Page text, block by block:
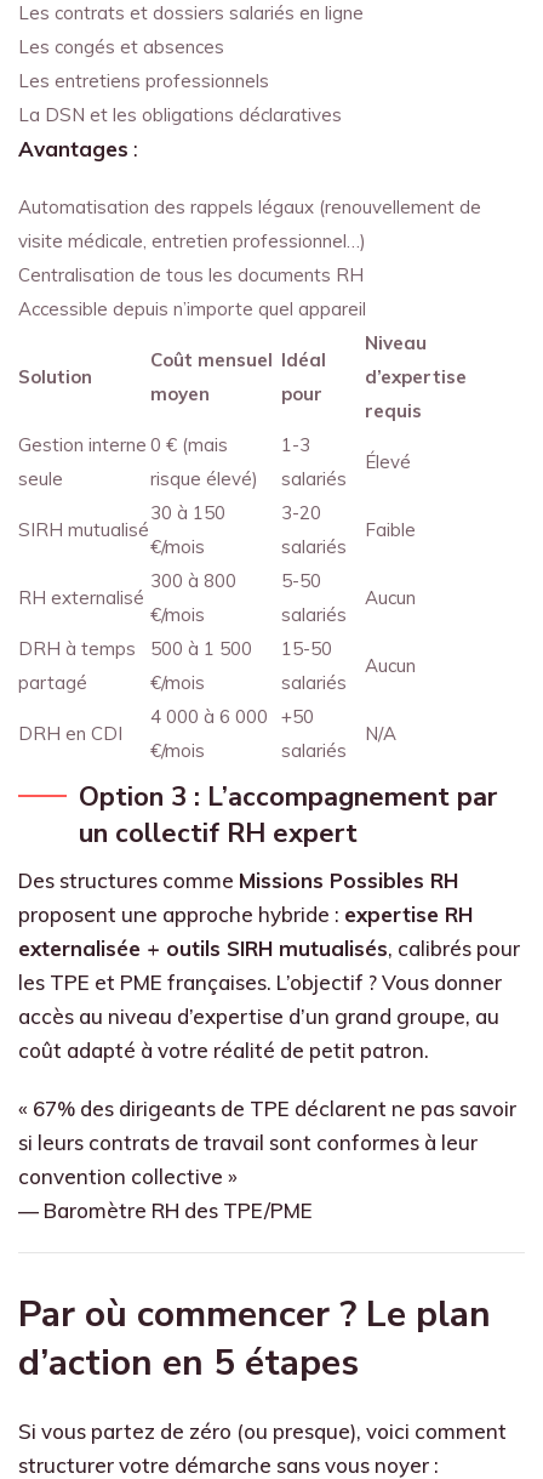
Les contrats et dossiers salariés en ligne
Les congés et absences
Les entretiens professionnels
La DSN et les obligations déclaratives
Avantages :
Automatisation des rappels légaux (renouvellement de
visite médicale, entretien professionnel…)
Centralisation de tous les documents RH
Accessible depuis n’importe quel appareil
Solution
Coût mensuel
moyen
Idéal
pour
Niveau
d’expertise
requis
Gestion interne
seule
0 € (mais
risque élevé)
1-3
salariés
Élevé
SIRH mutualisé
30 à 150
€/mois
3-20
salariés
Faible
RH externalisé
300 à 800
€/mois
5-50
salariés
Aucun
DRH à temps
partagé
500 à 1 500
€/mois
15-50
salariés
Aucun
DRH en CDI
4 000 à 6 000
€/mois
+50
salariés
N/A
Option 3 : L’accompagnement par
un collectif RH expert
Des structures comme Missions Possibles RH
proposent une approche hybride : expertise RH
externalisée + outils SIRH mutualisés, calibrés pour
les TPE et PME françaises. L’objectif ? Vous donner
accès au niveau d’expertise d’un grand groupe, au
coût adapté à votre réalité de petit patron.
« 67% des dirigeants de TPE déclarent ne pas savoir
si leurs contrats de travail sont conformes à leur
convention collective »
— Baromètre RH des TPE/PME
Par où commencer ? Le plan
d’action en 5 étapes
Si vous partez de zéro (ou presque), voici comment
structurer votre démarche sans vous noyer :